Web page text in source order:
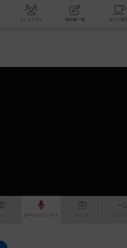
ボードゲーム会 コミュニティ 掲示板一覧
ルール/インスト